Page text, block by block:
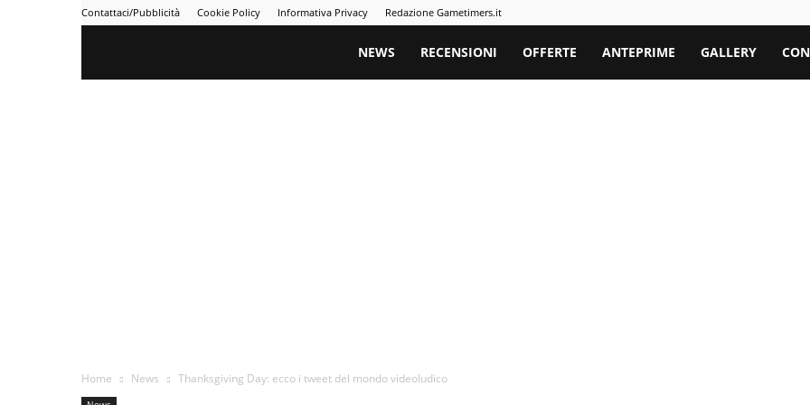
Contattaci/Pubblicità Cookie Policy Informativa Privacy Redazione Gametimers.it
Gametimers
NEWS RECENSIONI OFFERTE ANTEPRIME GALLERY
Home News Thanksgiving Day: ecco i tweet del mondo videoludico